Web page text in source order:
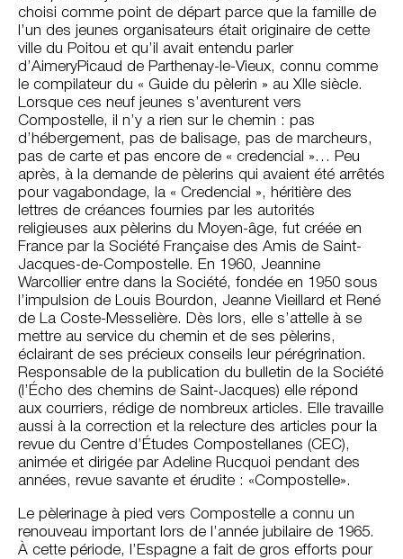
choisi comme point de départ parce que la famille de
l’un des jeunes organisateurs était originaire de cette
ville du Poitou et qu’il avait entendu parler
d’AimeryPicaud de Parthenay-le-Vieux, connu comme
le compilateur du « Guide du pèlerin » au XIIe siècle.
Lorsque ces neuf jeunes s’aventurent vers
Compostelle, il n’y a rien sur le chemin : pas
d’hébergement, pas de balisage, pas de marcheurs,
pas de carte et pas encore de « credencial »… Peu
après, à la demande de pèlerins qui avaient été arrêtés
pour vagabondage, la « Credencial », héritière des
lettres de créances fournies par les autorités
religieuses aux pèlerins du Moyen-âge, fut créée en
France par la Société Française des Amis de Saint-
Jacques-de-Compostelle. En 1960, Jeannine
Warcollier entre dans la Société, fondée en 1950 sous
l’impulsion de Louis Bourdon, Jeanne Vieillard et René
de La Coste-Messelière. Dès lors, elle s’attelle à se
mettre au service du chemin et de ses pèlerins,
éclairant de ses précieux conseils leur pérégrination.
Responsable de la publication du bulletin de la Société
(l’Écho des chemins de Saint-Jacques) elle répond
aux courriers, rédige de nombreux articles. Elle travaille
aussi à la correction et la relecture des articles pour la
revue du Centre d’Études Compostellanes (CEC),
animée et dirigée par Adeline Rucquoi pendant des
années, revue savante et érudite : «Compostelle».
Le pèlerinage à pied vers Compostelle a connu un
renouveau important lors de l’année jubilaire de 1965.
À cette période, l’Espagne a fait de gros efforts pour